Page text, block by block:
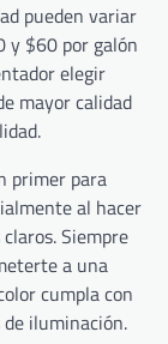
pueden variar
y $60 por galón
elegir
mayor calidad
primer para
al hacer
Siempre
a una
cumpla con
iluminación.